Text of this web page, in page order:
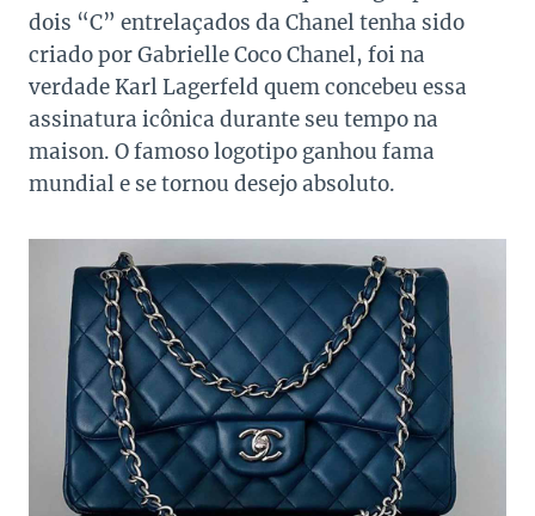
dois “C” entrelaçados da Chanel tenha sido
criado por Gabrielle Coco Chanel, foi na
verdade Karl Lagerfeld quem concebeu essa
assinatura icônica durante seu tempo na
maison. O famoso logotipo ganhou fama
mundial e se tornou desejo absoluto.